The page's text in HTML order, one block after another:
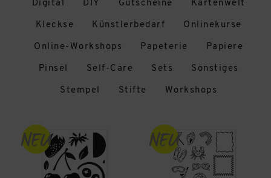
Digital DIY Gutscheine Kartenwelt
Kleckse Künstlerbedarf Onlinekurse
Online-Workshops Papeterie Papiere
Pinsel Self-Care Sets Sonstiges
Stempel Stifte Workshops